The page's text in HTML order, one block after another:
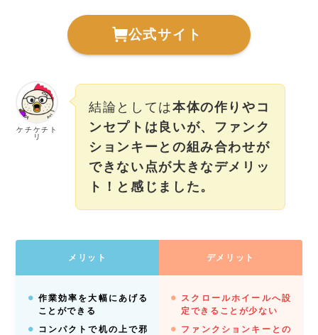
公式サイト
ケチケチト
リ
結論としては本体の作りやコ
ンセプトは良いが、ファンク
ションキーとの組み合わせが
できない点が大きなデメリッ
ト！と感じました。
メリット デメリット
作業効率を大幅にあげる
ことができる
コンパクトで机の上で邪
スクロールホイールへ設
定できることが少ない
ファンクションキーとの